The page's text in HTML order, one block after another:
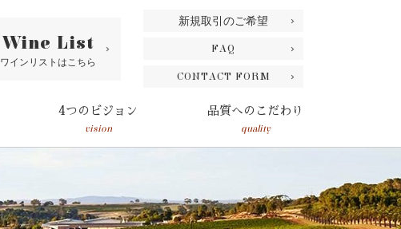
Wine List
ワインリストはこちら
新規取引のご希望
FAQ
CONTACT FORM
4つのビジョン
vision
品質へのこだわり
quality